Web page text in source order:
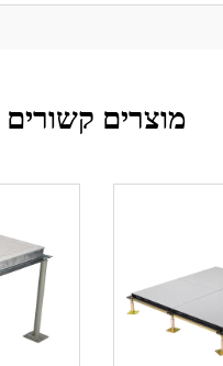
מוצרים קשורים